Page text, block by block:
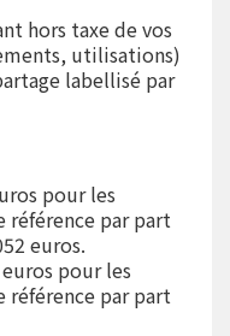
hors taxe de vos
utilisations)
labellisé par
pour les
référence par part
euros.
pour les
référence par part